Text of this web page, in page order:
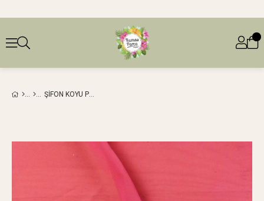
ŞIFON KOYU PEMBE RENK (150 EN X 210 BOY)